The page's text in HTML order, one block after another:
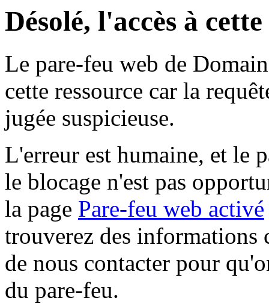
Désolé, l'accès à
Le pare-feu web de
cette ressource car la
jugée suspicieuse.
L'erreur est humaine, et le
le blocage n'est pas
la page Pare-feu web activé
trouverez des informations
de nous contacter pour
du pare-feu.